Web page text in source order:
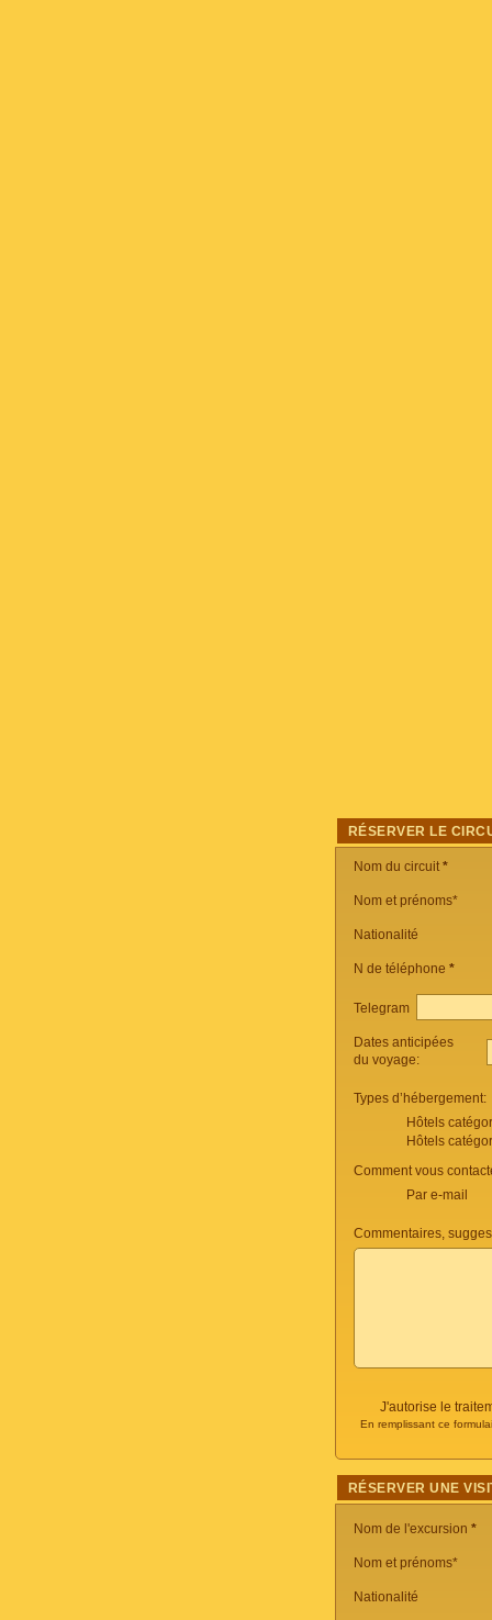
RÉSERVER LE
Nom du circuit*
Nom et prénoms*
Nationalité
N de téléphone *
Telegram
Dates anticipées
du voyage:
Types d’hébergement:
Hôtels
Hôtels
Comment vous
Par e-mail
Commentaires,
J'autorise le
En remplissant ce
RÉSERVER UNE
Nom de l'excursion *
Nom et prénoms*
Nationalité